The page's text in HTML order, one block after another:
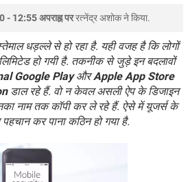
JioPhone में TikTok डाउनलोड
कंप्यूटर बस
- 12:55 अपराह्न पररत्नेंद्र अशोकने किया.
धड़ल्ले से हो रहा है. यही वजह है कि लोगों
हो गयी है. तकनीक से जुड़े इन बदलावों
Google PlayऔरApple App Store
डाल रहे हैं. वो न केवल असली ऐप के डिजाइन
नाम तक कॉपी कर ले रहे हैं. ऐसे में यूजर्स के
कर पाना कठिन हो गया है.